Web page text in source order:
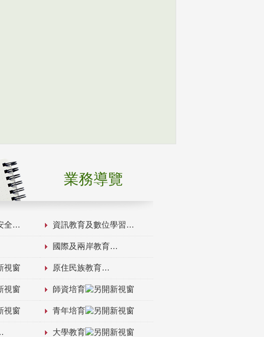
業務導覽
全 資訊教育及數位學習
國際及兩岸教育
原住民族教育
師資培育
青年培育
大學教育